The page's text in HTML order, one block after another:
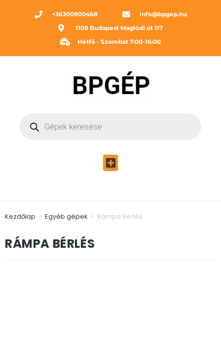
+36300900468
info@bpgep.hu
1108 Budapest Maglódi út 117
Hétfő - Szombat 7:00-16:00
Kezdőlap > Egyéb gépek > Rámpa Bérlés
RÁMPA BÉRLÉS